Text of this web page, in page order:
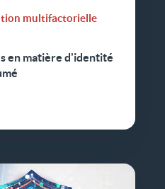
multifactorielle
en matière d'identité